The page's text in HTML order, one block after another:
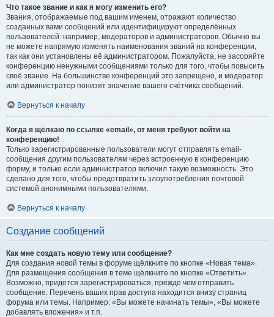
Что такое звание и как я могу изменить его?
Звания, отображаемые под вашим именем, отражают количество
созданных вами сообщений или идентифицируют определённых
пользователей: например, модераторов и администраторов. Обычно вы
не можете напрямую изменять наименования званий на конференции,
так как они установлены её администратором. Пожалуйста, не засоряйте
конференцию ненужными сообщениями только для того, чтобы повысить
своё звание. На большинстве конференций это запрещено, и модератор
или администратор понизят значение вашего счётчика сообщений.
Вернуться к началу
Когда я щёлкаю по ссылке «email», от меня требуют войти на
конференцию!
Только зарегистрированные пользователи могут отправлять email-
сообщения другим пользователям через встроенную в конференцию
форму, и только если администратор включил такую возможность. Это
сделано для того, чтобы предотвратить злоупотребления почтовой
системой анонимными пользователями.
Вернуться к началу
Создание сообщений
Как мне создать новую тему или сообщение?
Для создания новой темы в форуме щёлкните по кнопке «Новая тема».
Для размещения сообщения в теме щёлкните по кнопке «Ответить».
Возможно, придётся зарегистрироваться, прежде чем отправить
сообщение. Перечень ваших прав доступа находится внизу страниц
форума или темы. Например: «Вы можете начинать темы», «Вы можете
добавлять вложения» и т.п.